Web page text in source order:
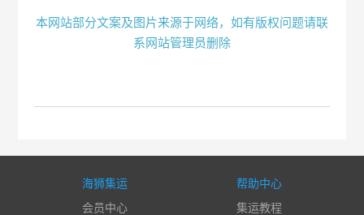
本网站部分文案及图片来源于网络，如有版权问题请联
系网站管理员删除
海狮集运
会员中心
帮助中心
集运教程